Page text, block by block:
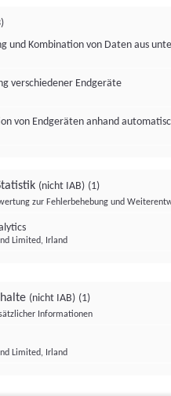
und Kombination von Daten aus
verschiedener Endgeräte
von Endgeräten anhand
(nicht IAB) (1)
zur Fehlerbehebung und
Limited, Irland
(nicht IAB) (1)
Informationen
Limited, Irland